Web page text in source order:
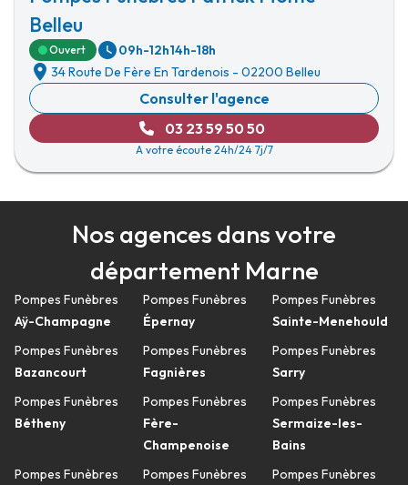
Belleu
Ouvert 09h-12h14h-18h
34 Route De Fère En Tardenois - 02200 Belleu
Consulter l'agence
03 23 59 50 50
A votre écoute 24h/24 7j/7
Nos agences dans votre
département Marne
Pompes Funèbres
Aÿ-Champagne
Pompes Funèbres
Bazancourt
Pompes Funèbres
Bétheny
Pompes Funèbres
Pompes Funèbres
Épernay
Pompes Funèbres
Fagnières
Pompes Funèbres
Fère-
Champenoise
Pompes Funèbres
Pompes Funèbres
Sainte-Menehould
Pompes Funèbres
Sarry
Pompes Funèbres
Sermaize-les-
Bains
Pompes Funèbres